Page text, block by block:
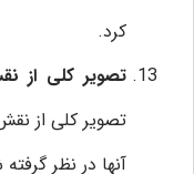
کرد.
تصویر کلی از
تصویر کلی از
آنها در نظر